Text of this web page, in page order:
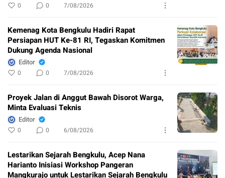
0 0 7/08/2026
Kemenag Kota Bengkulu Hadiri Rapat
Persiapan HUT Ke-81 RI, Tegaskan Komitmen
Dukung Agenda Nasional
Editor
0 0 7/08/2026
Proyek Jalan di Anggut Bawah Disorot Warga,
Minta Evaluasi Teknis
Editor
0 0 6/08/2026
Lestarikan Sejarah Bengkulu, Acep Nana
Harianto Inisiasi Workshop Pangeran
Mangkurajo untuk Lestarikan Sejarah Bengkulu